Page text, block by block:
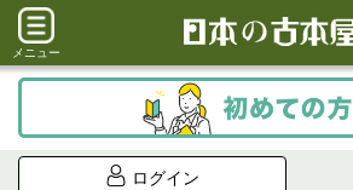
メニュー
ログイン